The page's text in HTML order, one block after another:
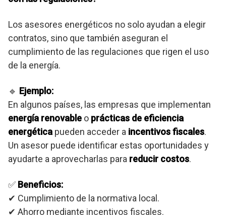
Los asesores energéticos no solo ayudan a elegir
contratos, sino que también aseguran el
cumplimiento de las regulaciones que rigen el uso
de la energía.
🔹 Ejemplo:
En algunos países, las empresas que implementan
energía renovable o prácticas de eficiencia
energética pueden acceder a incentivos fiscales.
Un asesor puede identificar estas oportunidades y
ayudarte a aprovecharlas para reducir costos.
✅ Beneficios:
✔ Cumplimiento de la normativa local.
✔ Ahorro mediante incentivos fiscales.